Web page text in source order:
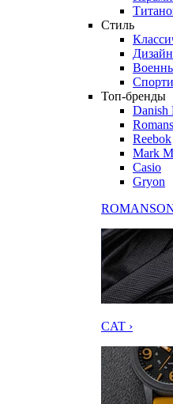
Стиль
Топ-бренды
Danish
Reebok
Mark
Casio
Gryon
CAT ›